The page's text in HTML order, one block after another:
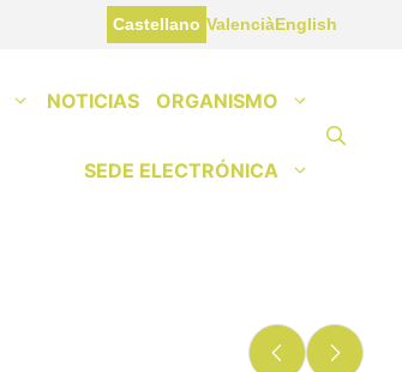
Castellano ValenciàEnglish
NOTICIAS ORGANISMO
SEDE ELECTRÓNICA